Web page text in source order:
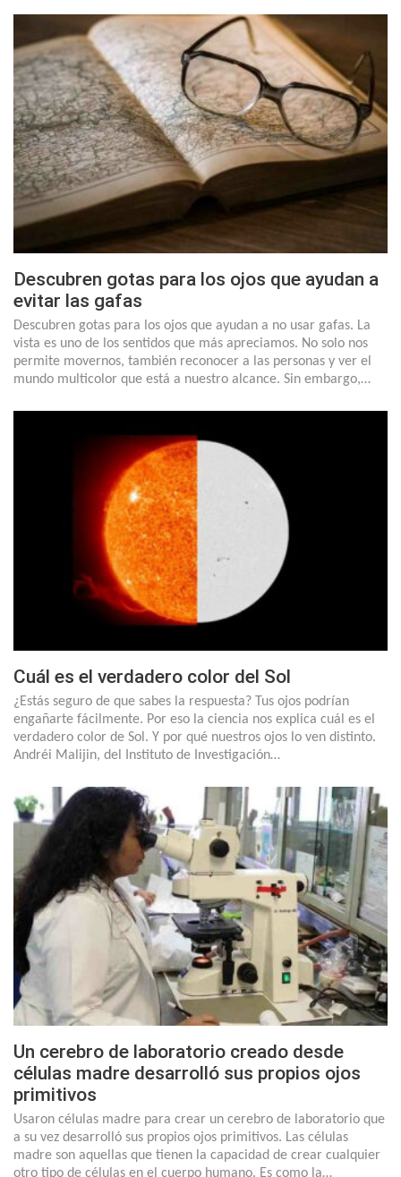
Descubren gotas para los ojos que ayudan a
evitar las gafas
Descubren gotas para los ojos que ayudan a no usar gafas. La
vista es uno de los sentidos que más apreciamos. No solo nos
permite movernos, también reconocer a las personas y ver el
mundo multicolor que está a nuestro alcance. Sin embargo,…
Cuál es el verdadero color del Sol
¿Estás seguro de que sabes la respuesta? Tus ojos podrían
engañarte fácilmente. Por eso la ciencia nos explica cuál es el
verdadero color de Sol. Y por qué nuestros ojos lo ven distinto.
Andréi Malijin, del Instituto de Investigación…
Un cerebro de laboratorio creado desde
células madre desarrolló sus propios ojos
primitivos
Usaron células madre para crear un cerebro de laboratorio que
a su vez desarrolló sus propios ojos primitivos. Las células
madre son aquellas que tienen la capacidad de crear cualquier
otro tipo de células en el cuerpo humano. Es como la…